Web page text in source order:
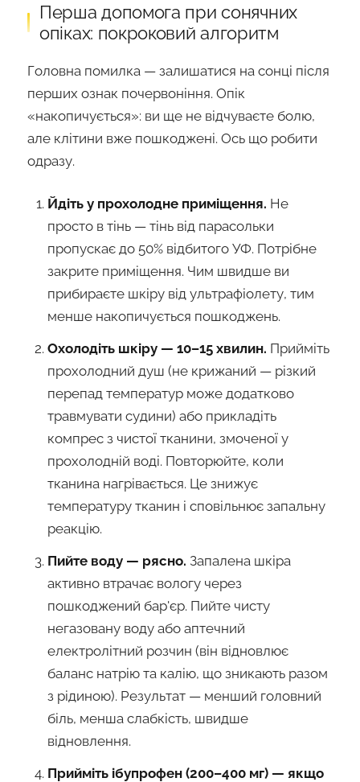
Перша допомога при сонячних
опіках: покроковий алгоритм
Головна помилка — залишатися на сонці після
перших ознак почервоніння. Опік
«накопичується»: ви ще не відчуваєте болю,
але клітини вже пошкоджені. Ось що робити
одразу.
Йдіть у прохолодне приміщення. Не
просто в тінь — тінь від парасольки
пропускає до 50% відбитого УФ. Потрібне
закрите приміщення. Чим швидше ви
прибираєте шкіру від ультрафіолету, тим
менше накопичується пошкоджень.
Охолодіть шкіру — 10–15 хвилин. Прийміть
прохолодний душ (не крижаний — різкий
перепад температур може додатково
травмувати судини) або прикладіть
компрес з чистої тканини, змоченої у
прохолодній воді. Повторюйте, коли
тканина нагрівається. Це знижує
температуру тканин і сповільнює запальну
реакцію.
Пийте воду — рясно. Запалена шкіра
активно втрачає вологу через
пошкоджений бар'єр. Пийте чисту
негазовану воду або аптечний
електролітний розчин (він відновлює
баланс натрію та калію, що зникають разом
з рідиною). Результат — менший головний
біль, менша слабкість, швидше
відновлення.
Прийміть ібупрофен (200–400 мг) — якщо